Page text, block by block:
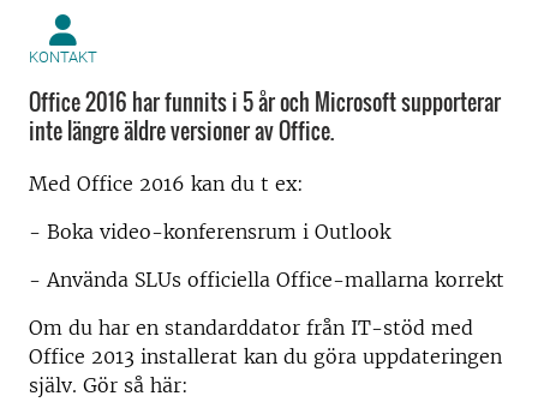
KONTAKT
Office 2016 har funnits i 5 år och Microsoft supporterar
inte längre äldre versioner av Office.
Med Office 2016 kan du t ex:
- Boka video-konferensrum i Outlook
- Använda SLUs officiella Office-mallarna korrekt
Om du har en standarddator från IT-stöd med
Office 2013 installerat kan du göra uppdateringen
själv. Gör så här: